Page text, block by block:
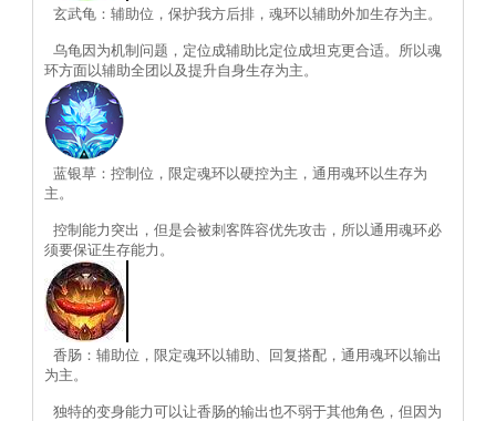
玄武龟：辅助位，保护我方后排，魂环以辅助外加生存为主。
乌龟因为机制问题，定位成辅助比定位成坦克更合适。所以魂
环方面以辅助全团以及提升自身生存为主。
蓝银草：控制位，限定魂环以硬控为主，通用魂环以生存为
主。
控制能力突出，但是会被刺客阵容优先攻击，所以通用魂环必
须要保证生存能力。
香肠：辅助位，限定魂环以辅助、回复搭配，通用魂环以输出
为主。
独特的变身能力可以让香肠的输出也不弱于其他角色，但因为